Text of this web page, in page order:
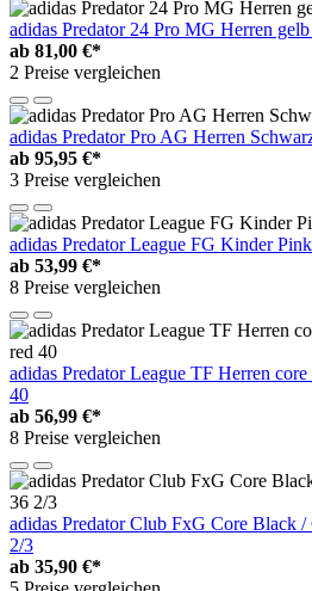
adidas Predator 24 Pro MG Herren
ab 81,00 €*
2 Preise vergleichen
adidas Predator Pro AG Herren
ab 95,95 €*
3 Preise vergleichen
adidas Predator League FG Kinder
ab 53,99 €*
8 Preise vergleichen
adidas Predator League TF Herren
40
ab 56,99 €*
8 Preise vergleichen
adidas Predator Club FxG Core Black
2/3
ab 35,90 €*